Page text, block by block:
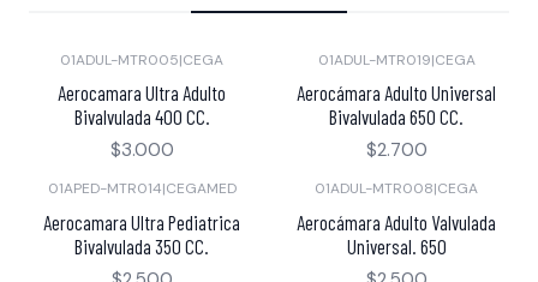
01ADUL-MTR005|CEGA
Aerocamara Ultra Adulto
Bivalvulada 400 CC.
$3.000
01ADUL-MTR019|CEGA
Aerocámara Adulto Universal
Bivalvulada 650 CC.
$2.700
01APED-MTR014|CEGAMED
Aerocamara Ultra Pediatrica
Bivalvulada 350 CC.
01ADUL-MTR008|CEGA
Aerocámara Adulto Valvulada
Universal. 650